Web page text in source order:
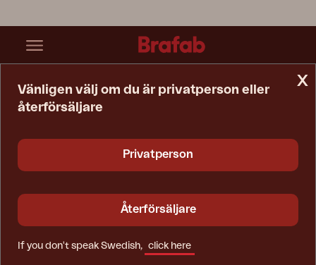
x
Vänligen välj om du är privatperson eller
återförsäljare
Privatperson
Återförsäljare
If you don't speak Swedish, click here